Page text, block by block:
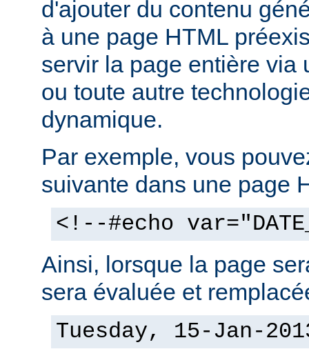
d'ajouter du contenu
à une page HTML
servir la page entière via
ou toute autre
dynamique.
Par exemple, vous
suivante dans une page
<!--#echo
Ainsi, lorsque la page
sera évaluée et
Tuesday, 15-Jan-